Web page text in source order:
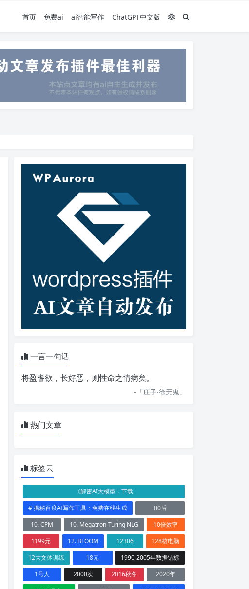
首页 免费ai ai智能写作 ChatGPT中文版
一言一句话
将盈耆欲，长好恶，则性命之情病矣。
-「庄子·徐无鬼 」
热门文章
标签云
《解密AI大模型：下载
# 揭秘百度AI写作工具：免费在线生成
00后
10. CPM
10. Megatron-Turing NLG
10倍效率
1199元
12. BLOOM 12306
128核电脑
12大文体训练
18元
1990-2005年数据错标
1号人
2000次 2016秋冬
2020年